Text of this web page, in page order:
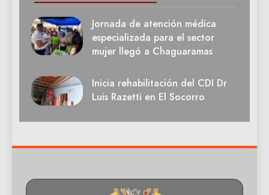
Jornada de atención médica
especializada para el sector
mujer llegó a Chaguaramas
Inicia rehabilitación del CDI Dr
Luis Razetti en El Socorro